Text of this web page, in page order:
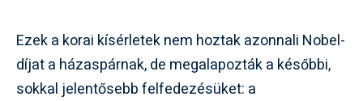
Ezek a korai kísérletek nem hoztak azonnali Nobel-
díjat a házaspárnak, de megalapozták a későbbi,
sokkal jelentősebb felfedezésüket: a